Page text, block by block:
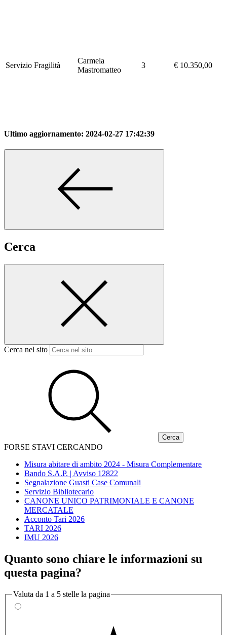
Servizio Fragilità
Carmela
Mastromatteo
3 € 10.350,00
Ultimo aggiornamento: 2024-02-27 17:42:39
Cerca
Cerca nel sito
FORSE STAVI CERCANDO
Misura abitare di ambito 2024 - Misura Complementare
Bando S.A.P. | Avviso 12822
Segnalazione Guasti Case Comunali
Servizio Bibliotecario
CANONE UNICO PATRIMONIALE E CANONE
MERCATALE
Acconto Tari 2026
TARI 2026
IMU 2026
Quanto sono chiare le informazioni su
questa pagina?
Valuta da 1 a 5 stelle la pagina